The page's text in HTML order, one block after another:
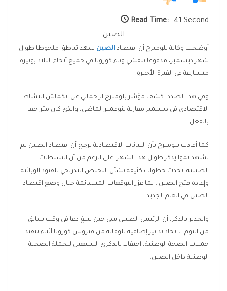
Read Time:
41 Second
الصين
أوضحت وكالة بلومبرج أن اقتصاد الصين شهد تباطؤا ملحوظا طوال
شهر ديسمبر، مدفوعا بتفشي وباء كورونا في جميع أنحاء البلاد بوتيرة
متسارعة في الفترة الأخيرة.
وفي هذا الصدد، كشف مؤشر بلومبرج الإجمالي عن انكماش النشاط
الاقتصادي في ديسمبر مقارنة بنوفمبر الماضي، والذي كان متراجعا
بالفعل.
كما أفادت بلومبرج بأن البيانات الاقتصادية ترجح أن اقتصاد الصين لم
يشهد نموا يُذكر طوال هذا الشهر؛ على الرغم من أن السلطات
الصينية اتخذت خطوات كثيفة بشأن التخلص التدريجي للقيود الوبائية
وإعادة فتح الصين ، بما عزز التوقعات المتشائمة حيال وضع اقتصاد
الصين في العام الجديد.
والجدير بالذكر، أن الرئيس الصيني شي جين بينغ دعا في وقت سابق
من اليوم، لاتخاذ تدابير إضافية للوقاية من فيروس كورونا أثناء تنفيذ
حملات الصحة الوطنية، احتفالا بالذكرى السبعين للحملة الصحية
الوطنية داخل الصين.